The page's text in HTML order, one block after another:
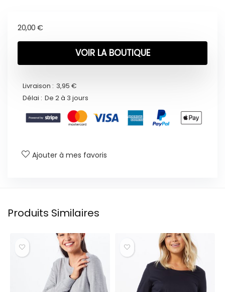
20,00 €
VOIR LA BOUTIQUE
Livraison : 3,95 €
Délai : De 2 à 3 jours
Ajouter à mes favoris
Produits Similaires